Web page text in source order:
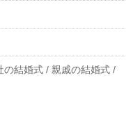
の結婚式 / 親戚の結婚式 /